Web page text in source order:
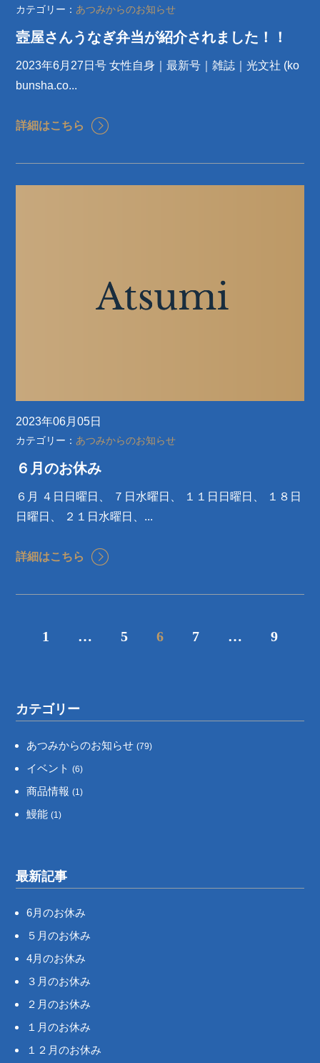
カテゴリー： あつみからのお知らせ
壼屋さんうなぎ弁当が紹介されました！！
2023年6月27日号 女性自身｜最新号｜雑誌｜光文社 (ko
bunsha.co...
詳細はこちら
2023年06月05日
カテゴリー： あつみからのお知らせ
６月のお休み
６月 ４日日曜日、 ７日水曜日、 １１日日曜日、 １８日
日曜日、 ２１日水曜日、...
詳細はこちら
1 … 5 6 7 … 9
カテゴリー
あつみからのお知らせ(79)
イベント(6)
商品情報(1)
鰻能(1)
最新記事
6月のお休み
５月のお休み
4月のお休み
３月のお休み
２月のお休み
１月のお休み
１２月のお休み